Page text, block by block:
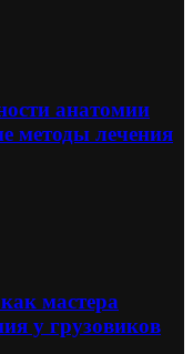
анатомии
методы лечения
мастера
у грузовиков